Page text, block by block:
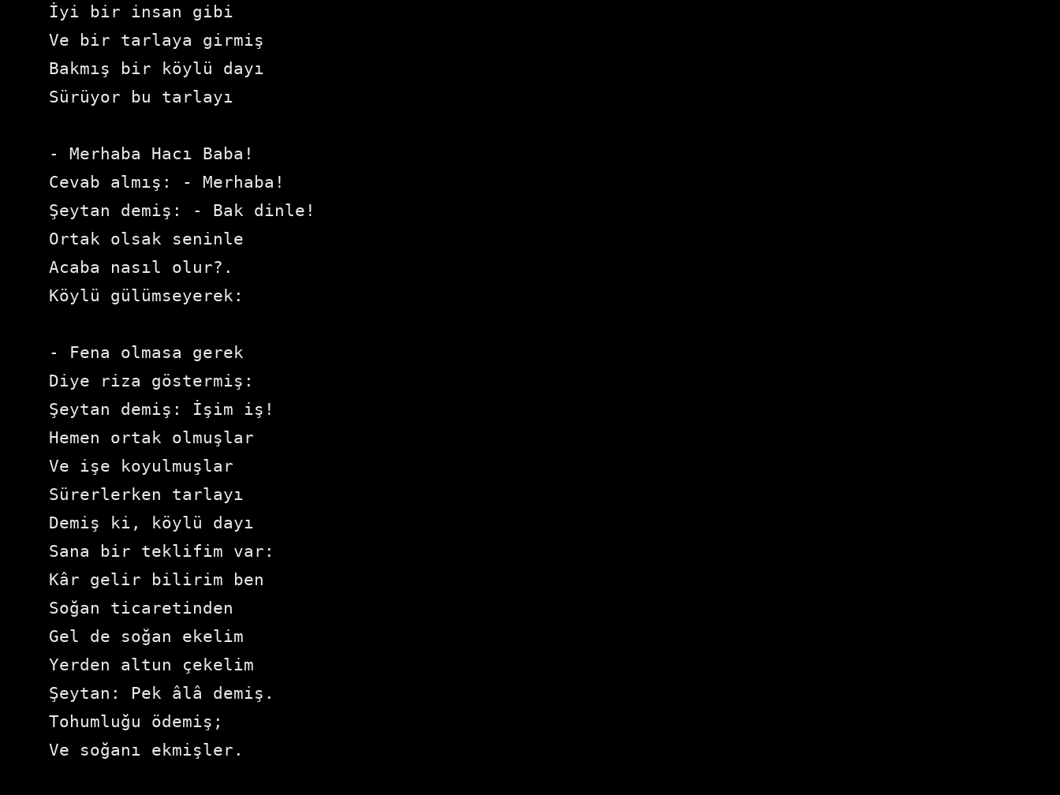
İyi bir insan gibi
Ve bir tarlaya girmiş
Bakmış bir köylü dayı
Sürüyor bu tarlayı
- Merhaba Hacı Baba!
Cevab almış: - Merhaba!
Şeytan demiş: - Bak dinle!
Ortak olsak seninle
Acaba nasıl olur?.
Köylü gülümseyerek:
- Fena olmasa gerek
Diye riza göstermiş:
Şeytan demiş: İşim iş!
Hemen ortak olmuşlar
Ve işe koyulmuşlar
Sürerlerken tarlayı
Demiş ki, köylü dayı
Sana bir teklifim var:
Kâr gelir bilirim ben
Soğan ticaretinden
Gel de soğan ekelim
Yerden altun çekelim
Şeytan: Pek âlâ demiş.
Tohumluğu ödemiş;
Ve soğanı ekmişler.